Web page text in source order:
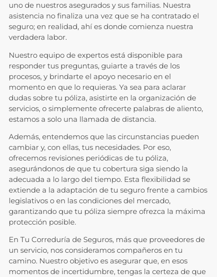
uno de nuestros asegurados y sus familias. Nuestra
asistencia no finaliza una vez que se ha contratado el
seguro; en realidad, ahí es donde comienza nuestra
verdadera labor.
Nuestro equipo de expertos está disponible para
responder tus preguntas, guiarte a través de los
procesos, y brindarte el apoyo necesario en el
momento en que lo requieras. Ya sea para aclarar
dudas sobre tu póliza, asistirte en la organización de
servicios, o simplemente ofrecerte palabras de aliento,
estamos a solo una llamada de distancia.
Además, entendemos que las circunstancias pueden
cambiar y, con ellas, tus necesidades. Por eso,
ofrecemos revisiones periódicas de tu póliza,
asegurándonos de que tu cobertura siga siendo la
adecuada a lo largo del tiempo. Esta flexibilidad se
extiende a la adaptación de tu seguro frente a cambios
legislativos o en las condiciones del mercado,
garantizando que tu póliza siempre ofrezca la máxima
protección posible.
En Tu Correduría de Seguros, más que proveedores de
un servicio, nos consideramos compañeros en tu
camino. Nuestro objetivo es asegurar que, en esos
momentos de incertidumbre, tengas la certeza de que